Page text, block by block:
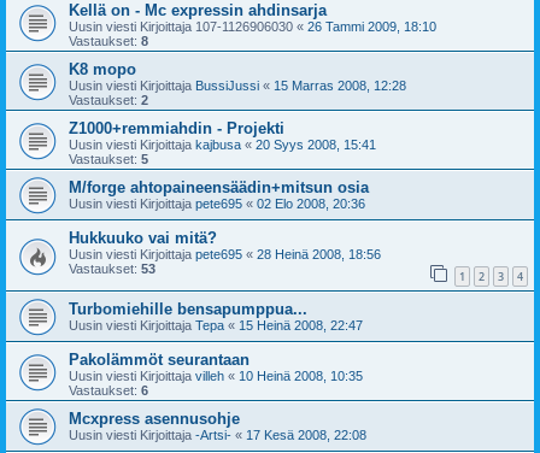
Kellä on - Mc expressin ahdinsarja
Uusin viesti Kirjoittaja 107-1126906030 « 26 Tammi 2009, 18:10
Vastaukset: 8
K8 mopo
Uusin viesti Kirjoittaja BussiJussi « 15 Marras 2008, 12:28
Vastaukset: 2
Z1000+remmiahdin - Projekti
Uusin viesti Kirjoittaja kajbusa « 20 Syys 2008, 15:41
Vastaukset: 5
M/forge ahtopaineensäädin+mitsun osia
Uusin viesti Kirjoittaja pete695 « 02 Elo 2008, 20:36
Hukkuuko vai mitä?
Uusin viesti Kirjoittaja pete695 « 28 Heinä 2008, 18:56
Vastaukset: 53 1 2 3 4
Turbomiehille bensapumppua...
Uusin viesti Kirjoittaja Tepa « 15 Heinä 2008, 22:47
Pakolämmöt seurantaan
Uusin viesti Kirjoittaja villeh « 10 Heinä 2008, 10:35
Vastaukset: 6
Mcxpress asennusohje
Uusin viesti Kirjoittaja -Artsi- « 17 Kesä 2008, 22:08